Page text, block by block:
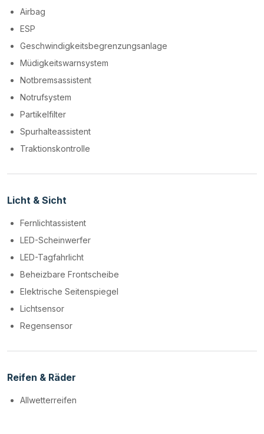
Airbag
ESP
Geschwindigkeitsbegrenzungsanlage
Müdigkeitswarnsystem
Notbremsassistent
Notrufsystem
Partikelfilter
Spurhalteassistent
Traktionskontrolle
Licht & Sicht
Fernlichtassistent
LED-Scheinwerfer
LED-Tagfahrlicht
Beheizbare Frontscheibe
Elektrische Seitenspiegel
Lichtsensor
Regensensor
Reifen & Räder
Allwetterreifen